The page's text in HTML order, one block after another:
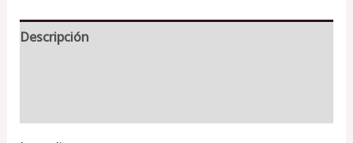
Descripción